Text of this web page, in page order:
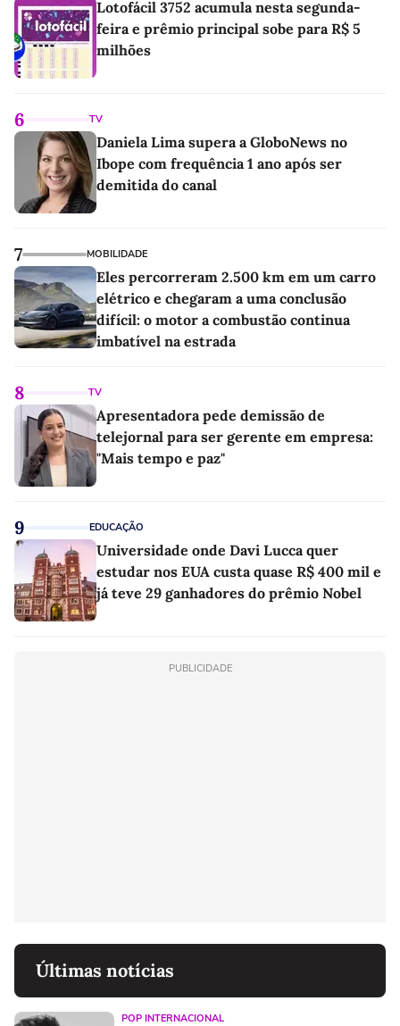
Lotofácil 3752 acumula nesta segunda-
feira e prêmio principal sobe para R$ 5
milhões
6 TV
Daniela Lima supera a GloboNews no
Ibope com frequência 1 ano após ser
demitida do canal
7 MOBILIDADE
Eles percorreram 2.500 km em um carro
elétrico e chegaram a uma conclusão
difícil: o motor a combustão continua
imbatível na estrada
8 TV
Apresentadora pede demissão de
telejornal para ser gerente em empresa:
"Mais tempo e paz"
9 EDUCAÇÃO
Universidade onde Davi Lucca quer
estudar nos EUA custa quase R$ 400 mil e
já teve 29 ganhadores do prêmio Nobel
PUBLICIDADE
Últimas notícias
POP INTERNACIONAL